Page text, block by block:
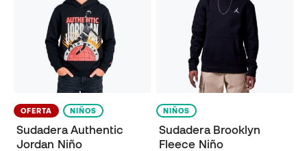
OFERTA NIÑOS
Sudadera Authentic
Jordan Niño
NIÑOS
Sudadera Brooklyn
Fleece Niño